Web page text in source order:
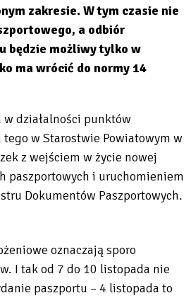
zakresie. W tym czasie nie
a odbiór
będzie możliwy tylko w
ma wrócić do normy 14
działalności punktów
w Starostwie Powiatowym w
z wejściem w życie nowej
paszportowych i uruchomieniem
Dokumentów Paszportowych.
oznaczają sporo
I tak od 7 do 10 listopada nie
paszportu – 4 listopada to